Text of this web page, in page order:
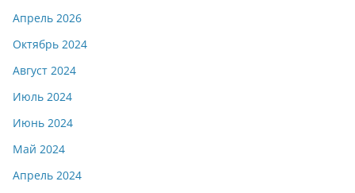
Апрель 2026
Октябрь 2024
Август 2024
Июль 2024
Июнь 2024
Май 2024
Апрель 2024